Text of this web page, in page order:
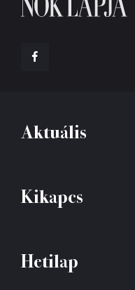
Aktuális
Kikapcs
Hetilap